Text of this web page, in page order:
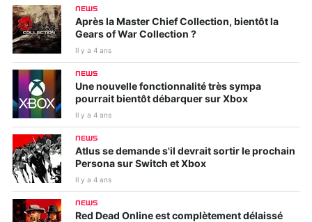
NEWS
Après la Master Chief Collection, bientôt la
Gears of War Collection ?
Il y a 4 ans
NEWS
Une nouvelle fonctionnalité très sympa
pourrait bientôt débarquer sur Xbox
Il y a 4 ans
NEWS
Atlus se demande s'il devrait sortir le prochain
Persona sur Switch et Xbox
Il y a 4 ans
NEWS
Red Dead Online est complètement délaissé